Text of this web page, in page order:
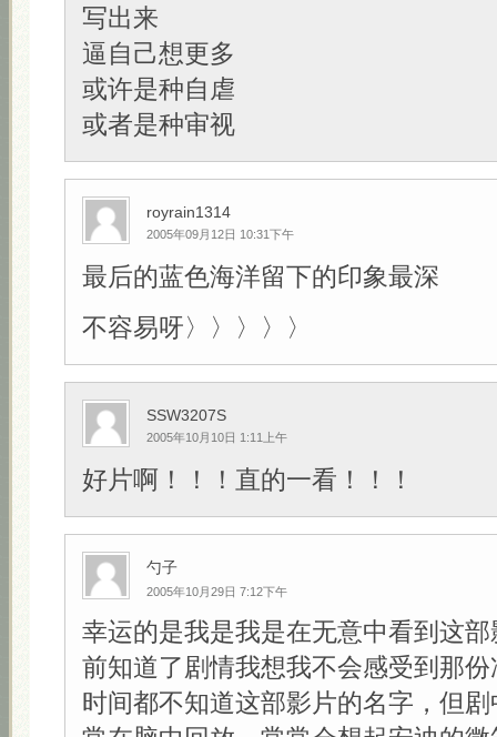
写出来
逼自己想更多
或许是种自虐
或者是种审视
royrain1314
2005年09月12日 10:31下午
最后的蓝色海洋留下的印象最深
不容易呀〉〉〉〉〉
SSW3207S
2005年10月10日 1:11上午
好片啊！！！直的一看！！！
勺子
2005年10月29日 7:12下午
幸运的是我是我是在无意中看到这
前知道了剧情我想我不会感受到那
时间都不知道这部影片的名字，但